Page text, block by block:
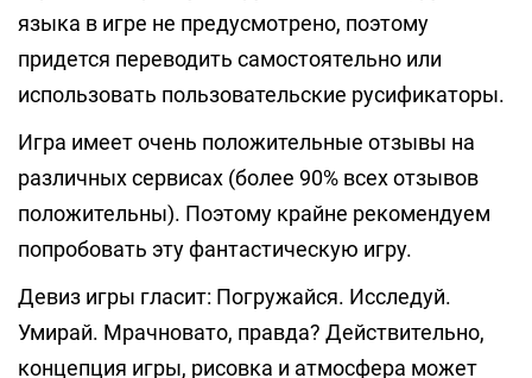
языка в игре не предусмотрено, поэтому
придется переводить самостоятельно или
использовать пользовательские русификаторы.
Игра имеет очень положительные отзывы на
различных сервисах (более 90% всех отзывов
положительны). Поэтому крайне рекомендуем
попробовать эту фантастическую игру.
Девиз игры гласит: Погружайся. Исследуй.
Умирай. Мрачновато, правда? Действительно,
концепция игры, рисовка и атмосфера может